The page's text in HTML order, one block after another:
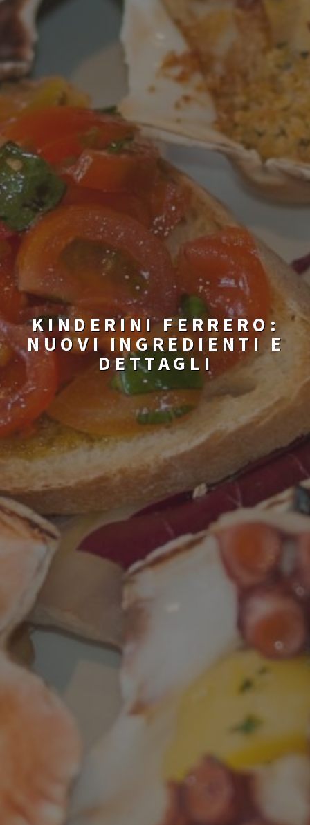
KINDERINI FERRERO:
NUOVI INGREDIENTI E
DETTAGLI